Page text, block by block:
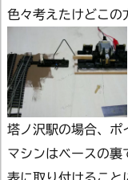
色々考えたけどこの
塔ノ沢駅の場合、ポ
マシンはベースの裏
表に取り付けること